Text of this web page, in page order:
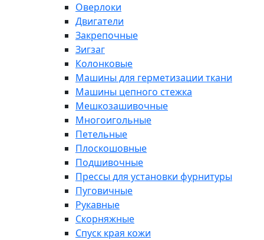
Оверлоки
Двигатели
Закрепочные
Зигзаг
Колонковые
Машины для герметизации ткани
Машины цепного стежка
Мешкозашивочные
Многоигольные
Петельные
Плоскошовные
Подшивочные
Прессы для установки фурнитуры
Пуговичные
Рукавные
Скорняжные
Спуск края кожи